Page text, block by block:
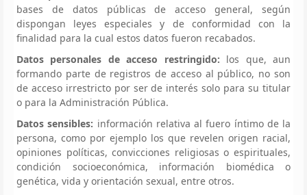
bases de datos públicas de acceso general, según
dispongan leyes especiales y de conformidad con la
finalidad para la cual estos datos fueron recabados.
Datos personales de acceso restringido: los que, aun
formando parte de registros de acceso al público, no son
de acceso irrestricto por ser de interés solo para su titular
o para la Administración Pública.
Datos sensibles: información relativa al fuero íntimo de la
persona, como por ejemplo los que revelen origen racial,
opiniones políticas, convicciones religiosas o espirituales,
condición socioeconómica, información biomédica o
genética, vida y orientación sexual, entre otros.